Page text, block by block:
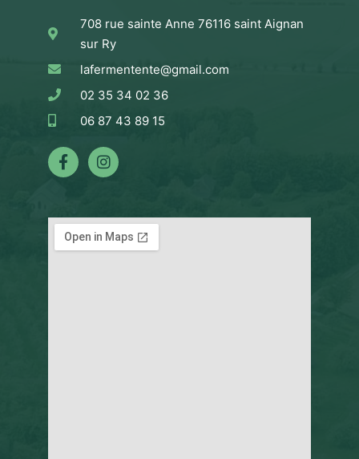
708 rue sainte Anne 76116 saint Aignan
sur Ry
lafermentente@gmail.com
02 35 34 02 36
06 87 43 89 15